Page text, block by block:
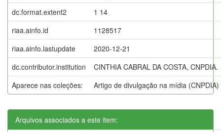
dc.format.extent2
1 14
riaa.ainfo.id
1128517
riaa.ainfo.lastupdate
2020-12-21
dc.contributor.institution
CINTHIA CABRAL DA COSTA, CNPDIA.
Aparece nas coleções:
Artigo de divulgação na mídia (CNPDIA)
Arquivos associados a este item: